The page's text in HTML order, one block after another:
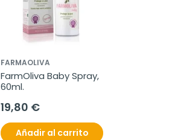
FARMAOLIVA
FarmOliva Baby Spray,
60ml.
19,80 €
Añadir al carrito